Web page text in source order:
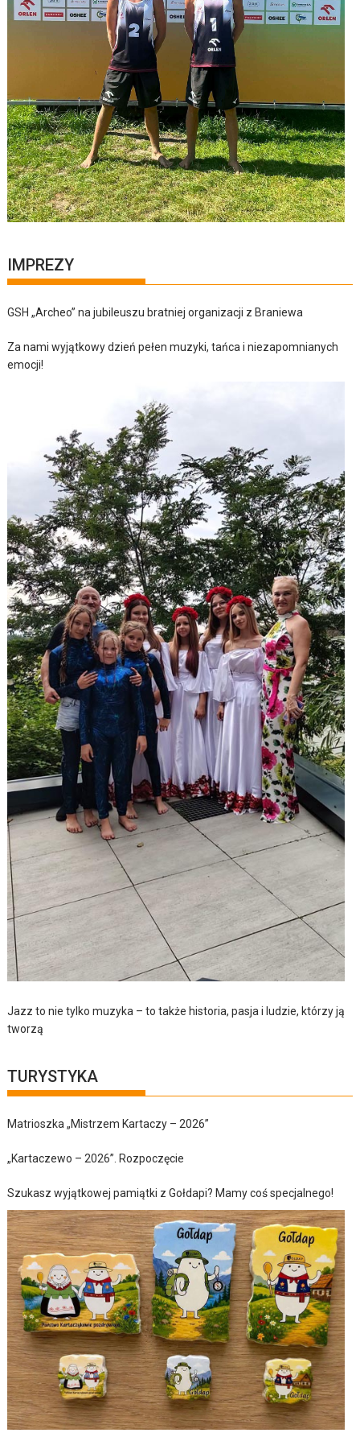
IMPREZY
GSH „Archeo” na jubileuszu bratniej organizacji z Braniewa
Za nami wyjątkowy dzień pełen muzyki, tańca i niezapomnianych
emocji!
Jazz to nie tylko muzyka – to także historia, pasja i ludzie, którzy ją
tworzą
TURYSTYKA
Matrioszka „Mistrzem Kartaczy – 2026”
„Kartaczewo – 2026”. Rozpoczęcie
Szukasz wyjątkowej pamiątki z Gołdapi? Mamy coś specjalnego!